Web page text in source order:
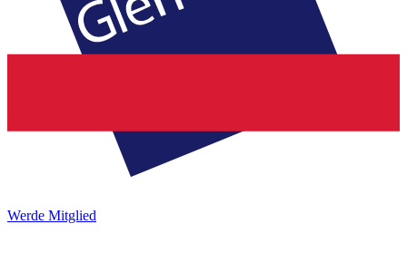
Werde Mitglied